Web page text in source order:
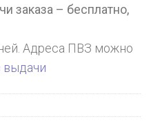
заказа – бесплатно,
Адреса ПВЗ можно
выдачи